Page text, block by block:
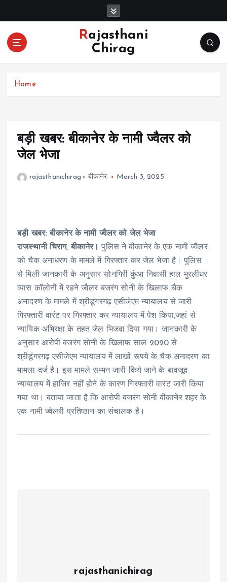
o
Rajasthani
Chirag
Home
बड़ी खबर: बीकानेर के नामी ज्वैलर को
जेल भेजा
rajasthanichirag बीकानेर March 3, 2025
बड़ी खबर: बीकानेर के नामी ज्वैलर को जेल भेजा
राजस्थानी चिराग, बीकानेर।पुलिस ने बीकानेर के एक नामी ज्वैलर
को चैक अनाधरण के मामले में गिरफ्तार कर जेल भेजा है। पुलिस
से मिली जानकारी के अनुसार सोनगिरी कुंआ निवासी हाल मुरलीधर
व्यास कॉलोनी में रहने ज्वैलर बजरंग सोनी के खिलाफ चैक
अनादरण के मामले में श्रीडूंगरगढ़ एसीजेएम न्यायालय से जारी
गिरफ्तारी वारंट पर गिरफ्तार कर न्यायालय में पेश किया,जहां से
न्यायिक अभिरक्षा के तहत जेल भिजवा दिया गया। जानकारी के
अनुसार आरोपी बजरंग सोनी के खिलाफ साल 2020 से
श्रीडूंगरगढ़ एसीजेएम न्यायालय मेें लाखों रूपये के चैक अनादरण का
मामला दर्ज है। इस मामले सम्मन जारी किये जाने के बावजूद
न्यायालय में हाजिर नहीं होने के कारण गिरफ्तारी वारंट जारी किया
गया था। बताया जाता है कि आरोपी बजरंग सोनी बीकानेर शहर के
एक नामी ज्वेलरी प्रतिष्ठान का संचालक है।
rajasthanichirag